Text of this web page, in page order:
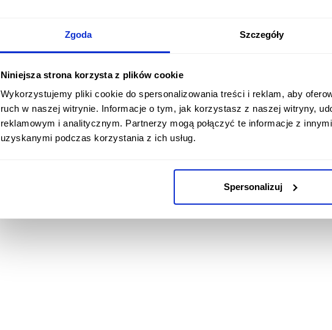
Zgoda Szczegóły
Niniejsza strona korzysta z plików cookie
Wykorzystujemy pliki cookie do spersonalizowania treści i reklam, aby
ruch w naszej witrynie. Informacje o tym, jak korzystasz z naszej witryny,
reklamowym i analitycznym. Partnerzy mogą połączyć te informacje z
uzyskanymi podczas korzystania z ich usług.
Spersonalizuj